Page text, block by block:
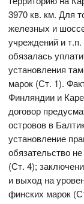
3970 кв. км. Для
железных и
учреждений и
обязалась
установления
марок (Ст. 1).
Финляндии и
договор
островов в
установление
обязательство
(Ст. 4);
и выход на
финских марок